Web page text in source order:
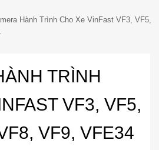
Hành Trình Cho Xe VinFast VF3, VF5,
TRÌNH
VF3, VF5,
VF9, VFE34